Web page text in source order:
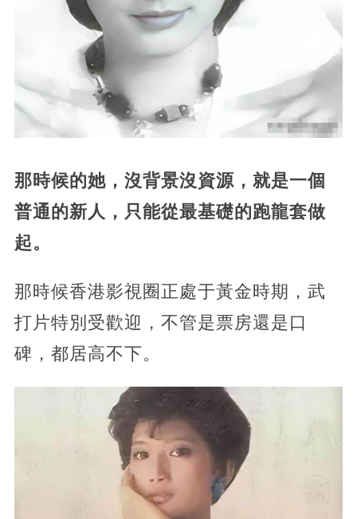
那時候的她，沒背景沒資源，就是一個
普通的新人，只能從最基礎的跑龍套做
起。
那時候香港影視圈正處于黃金時期，武
打片特別受歡迎，不管是票房還是口
碑，都居高不下。